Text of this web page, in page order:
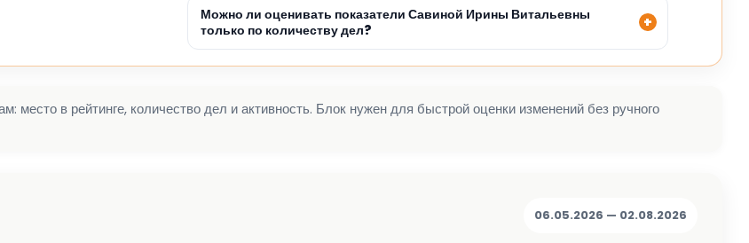
Можно ли оценивать показатели Савиной Ирины Витальевны
только по количеству дел?
в рейтинге, количество дел и активность. Блок нужен для быстрой оценки изменений без ручного
06.05.2026 — 02.08.2026